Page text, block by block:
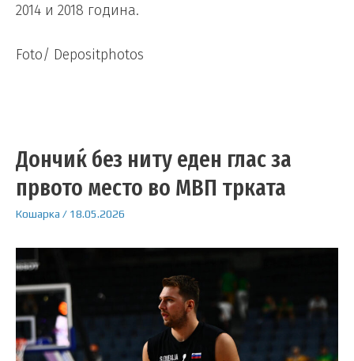
2014 и 2018 година.
Foto/ Depositphotos
Дончиќ без ниту еден глас за
првото место во МВП трката
Кошарка / 18.05.2026